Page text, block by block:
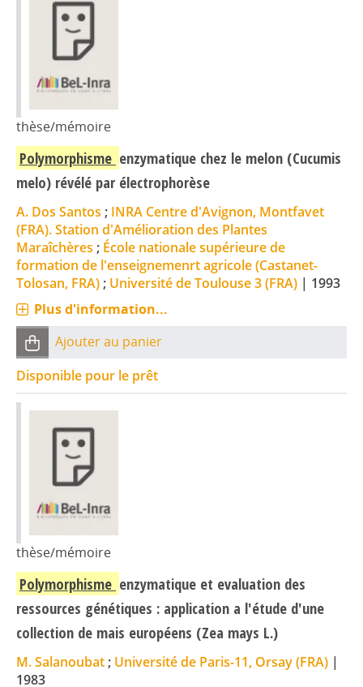
thèse/mémoire
Polymorphisme enzymatique chez le melon (Cucumis
melo) révélé par électrophorèse
A. Dos Santos ; INRA Centre d'Avignon, Montfavet
(FRA). Station d'Amélioration des Plantes
Maraîchères ; École nationale supérieure de
formation de l'enseignemenrt agricole (Castanet-
Tolosan, FRA) ; Université de Toulouse 3 (FRA) | 1993
Plus d'information...
Ajouter au panier
Disponible pour le prêt
thèse/mémoire
Polymorphisme enzymatique et evaluation des
ressources génétiques : application a l'étude d'une
collection de mais européens (Zea mays L.)
M. Salanoubat ; Université de Paris-11, Orsay (FRA) |
1983